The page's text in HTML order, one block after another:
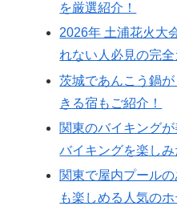
を厳選紹介！
2026年 土浦花火大
れない人必見の完全
茨城であんこう鍋
きる宿もご紹介！
関東のバイキング
バイキングを楽しみ
関東で屋内プール
も楽しめる人気のホ